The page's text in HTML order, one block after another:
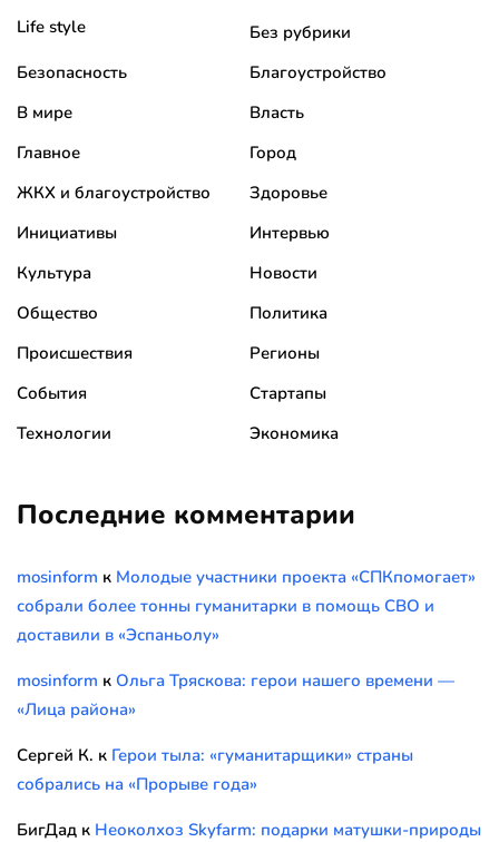
Life style
Без рубрики
Безопасность
Благоустройство
В мире
Власть
Главное
Город
ЖКХ и благоустройство
Здоровье
Инициативы
Интервью
Культура
Новости
Общество
Политика
Происшествия
Регионы
События
Стартапы
Технологии
Экономика
Последние комментарии
mosinform к Молодые участники проекта «СПКпомогает»
собрали более тонны гуманитарки в помощь СВО и
доставили в «Эспаньолу»
mosinform к Ольга Тряскова: герои нашего времени —
«Лица района»
Сергей К. к Герои тыла: «гуманитарщики» страны
собрались на «Прорыве года»
БигДад к Неоколхоз Skyfarm: подарки матушки-природы